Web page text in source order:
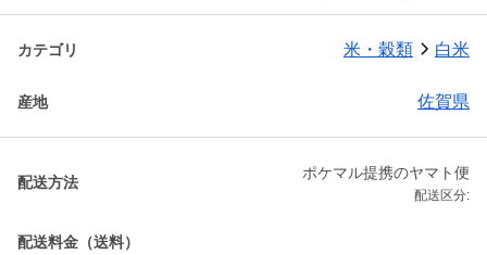
カテゴリ 米・穀類 白米
産地 佐賀県
配送方法
ポケマル提携のヤマト便
配送区分:
配送料金（送料）